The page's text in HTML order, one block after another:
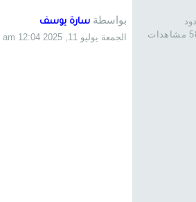
بواسطة سارة يوسف
الجمعة يوليو 11, 2025 12:04 am